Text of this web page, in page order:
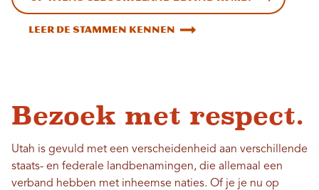
Leer de stammen kennen
Bezoek met respect.
Utah is gevuld met een verscheidenheid aan verschillende
staats- en federale landbenamingen, die allemaal een
verband hebben met inheemse naties. Of je je nu op